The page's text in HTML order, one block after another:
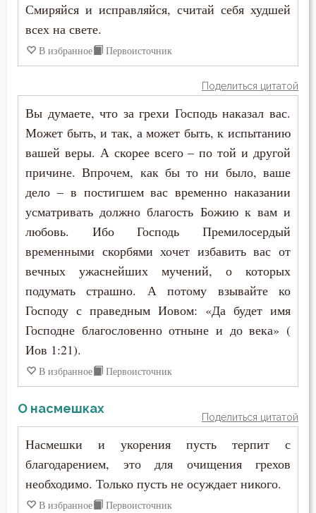
Смиряйся и исправляйся, считай себя худшей
всех на свете.
В избранное Первоисточник
Поделиться цитатой
Вы думаете, что за грехи Господь наказал вас.
Может быть, и так, а может быть, к испытанию
вашей веры. А скорее всего – по той и другой
причине. Впрочем, как бы то ни было, ваше
дело – в постигшем вас временно наказании
усматривать должно благость Божию к вам и
любовь. Ибо Господь Премилосердый
временными скорбями хочет избавить вас от
вечных ужаснейших мучений, о которых
подумать страшно. А потому взывайте ко
Господу с праведным Иовом: «Да будет имя
Господне благословенно отныне и до века» (
Иов 1:21).
В избранное Первоисточник
О насмешках
Поделиться цитатой
Насмешки и укорения пусть терпит с
благодарением, это для очищения грехов
необходимо. Только пусть не осуждает никого.
В избранное Первоисточник